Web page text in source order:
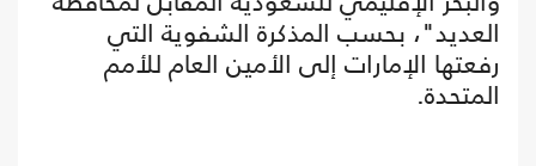
العديد"، بحسب المذكرة الشفوية التي
رفعتها الإمارات إلى الأمين العام للأمم
المتحدة.